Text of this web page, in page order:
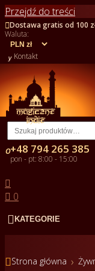
Przejdź do treści
Dostawa gratis od 100
Waluta:
 Kontakt
+48 794 265 385
pon - pt: 8:00 - 15:00

 0
 KATEGORIE
Strona główna